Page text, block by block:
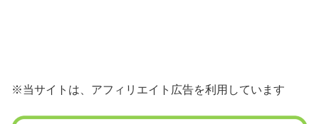
※当サイトは、アフィリエイト広告を利用しています